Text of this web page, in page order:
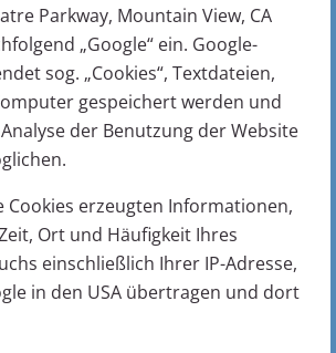
Parkway, Mountain View, CA
„Google“ ein. Google-
sog. „Cookies“, Textdateien,
gespeichert werden und
der Benutzung der Website
Cookies erzeugten Informationen,
Ort und Häufigkeit Ihres
einschließlich Ihrer IP-Adresse,
in den USA übertragen und dort